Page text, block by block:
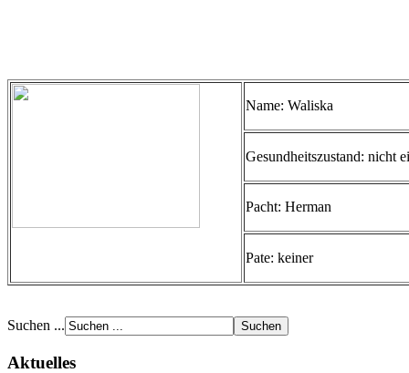
Name: Waliska
Gesundheitszustand: nicht
Pacht: Herman
Pate: keiner
Suchen ...
Aktuelles